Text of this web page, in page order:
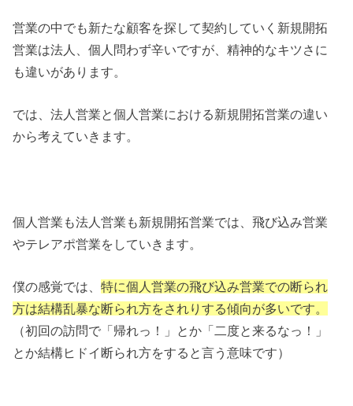
営業の中でも新たな顧客を探して契約していく新規開拓
営業は法人、個人問わず辛いですが、精神的なキツさに
も違いがあります。
では、法人営業と個人営業における新規開拓営業の違い
から考えていきます。
個人営業も法人営業も新規開拓営業では、飛び込み営業
やテレアポ営業をしていきます。
僕の感覚では、特に個人営業の飛び込み営業での断られ
方は結構乱暴な断られ方をされりする傾向が多いです。
（初回の訪問で「帰れっ！」とか「二度と来るなっ！」
とか結構ヒドイ断られ方をすると言う意味です）